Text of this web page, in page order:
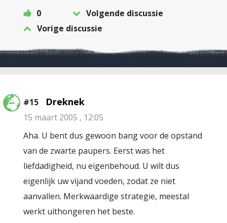
0
Volgende discussie
Vorige discussie
#15 Dreknek
15 maart 2005 , 12:05
Aha. U bent dus gewoon bang voor de opstand
van de zwarte paupers. Eerst was het
liefdadigheid, nu eigenbehoud. U wilt dus
eigenlijk uw vijand voeden, zodat ze niet
aanvallen. Merkwaardige strategie, meestal
werkt uithongeren het beste.